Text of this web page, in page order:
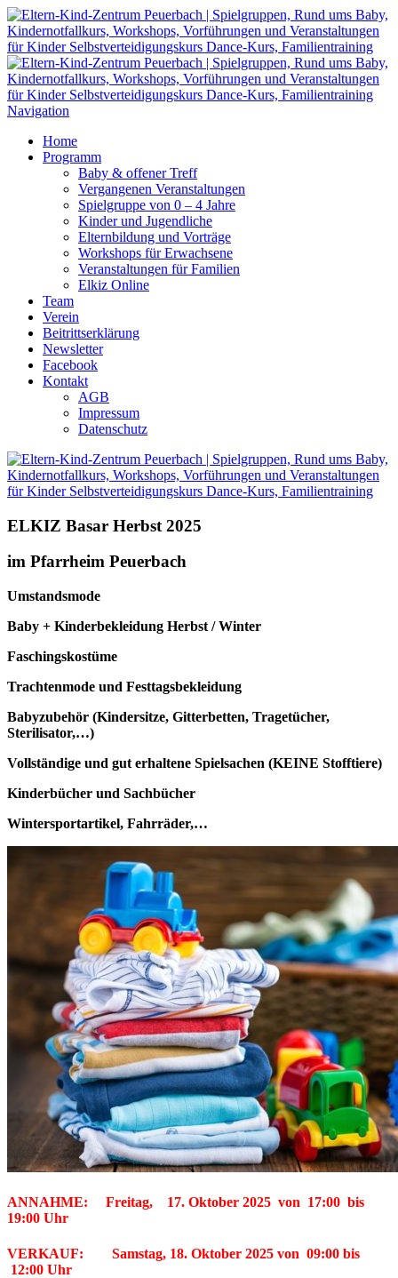
Navigation
Home
Programm
Baby & offener Treff
Vergangenen Veranstaltungen
Spielgruppe von 0 – 4 Jahre
Kinder und Jugendliche
Elternbildung und Vorträge
Workshops für Erwachsene
Veranstaltungen für Familien
Elkiz Online
Team
Verein
Beitrittserklärung
Newsletter
Facebook
Kontakt
AGB
Impressum
Datenschutz
ELKIZ Basar Herbst 2025
im Pfarrheim Peuerbach
Umstandsmode
Baby + Kinderbekleidung Herbst / Winter
Faschingskostüme
Trachtenmode und Festtagsbekleidung
Babyzubehör (Kindersitze, Gitterbetten, Tragetücher,
Sterilisator,…)
Vollständige und gut erhaltene Spielsachen (KEINE Stofftiere)
Kinderbücher und Sachbücher
Wintersportartikel, Fahrräder,…
ANNAHME: Freitag, 17. Oktober 2025 von 17:00 bis
19:00 Uhr
VERKAUF: Samstag, 18. Oktober 2025 von 09:00 bis
12:00 Uhr